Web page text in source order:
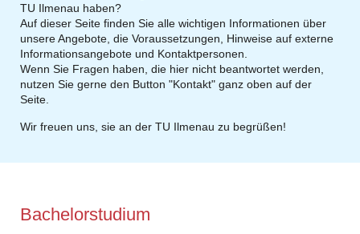
TU Ilmenau haben?
Auf dieser Seite finden Sie alle wichtigen Informationen über
unsere Angebote, die Voraussetzungen, Hinweise auf externe
Informationsangebote und Kontaktpersonen.
Wenn Sie Fragen haben, die hier nicht beantwortet werden,
nutzen Sie gerne den Button "Kontakt" ganz oben auf der
Seite.
Wir freuen uns, sie an der TU Ilmenau zu begrüßen!
Bachelorstudium